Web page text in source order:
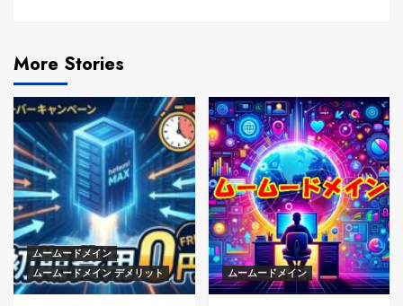
More Stories
ムームードメイン
ムームードメイン デメリット
ムームードメイン